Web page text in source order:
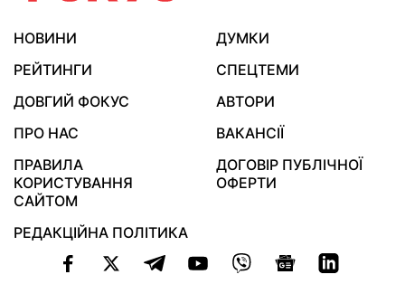
НОВИНИ
ДУМКИ
РЕЙТИНГИ
СПЕЦТЕМИ
ДОВГИЙ ФОКУС
АВТОРИ
ПРО НАС
ВАКАНСІЇ
ПРАВИЛА
КОРИСТУВАННЯ
САЙТОМ
ДОГОВІР ПУБЛІЧНОЇ
ОФЕРТИ
РЕДАКЦІЙНА ПОЛІТИКА